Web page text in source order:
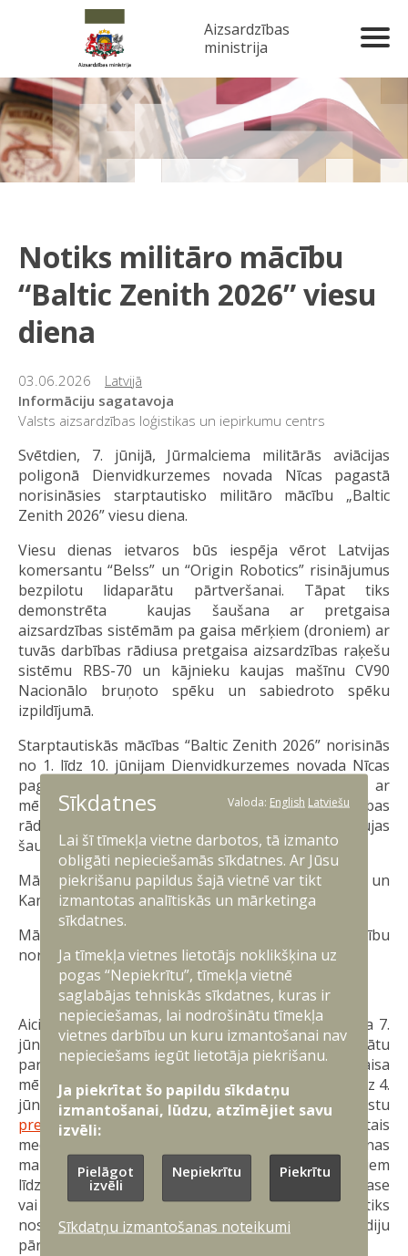
Aizsardzības
ministrija
Notiks militāro mācību
“Baltic Zenith 2026” viesu
diena
03.06.2026
Latvijā
Informāciju sagatavoja
Valsts aizsardzības loģistikas un iepirkumu centrs
Svētdien, 7. jūnijā, Jūrmalciema militārās aviācijas
poligonā Dienvidkurzemes novada Nīcas pagastā
norisināsies starptautisko militāro mācību „Baltic
Zenith 2026” viesu diena.
Viesu dienas ietvaros būs iespēja vērot Latvijas
komersantu “Belss” un “Origin Robotics” risinājumus
bezpilotu lidaparātu pārtveršanai. Tāpat tiks
demonstrēta kaujas šaušana ar pretgaisa
aizsardzības sistēmām pa gaisa mērķiem (droniem) ar
tuvās darbības rādiusa pretgaisa aizsardzības raķešu
sistēmu RBS-70 un kājnieku kaujas mašīnu CV90
Nacionālo bruņoto spēku un sabiedroto spēku
izpildījumā.
Starptautiskās mācības “Baltic Zenith 2026” norisinās
no 1. līdz 10. jūnijam Dienvidkurzemes novada Nīcas
pagastā, Jūrmalciema militārās aviācijas poligonā ar
mērķi trenēt un profesionāli sagatavot tuvās darbības
rādiusa pretgaisa aizsardzības speciālistus kaujas
šaušanā pa gaisa mērķiem.
Mācībās piedalās Latvijas, Lietuvas, Zviedrijas un
Kanādas bruņoto spēku karavīri.
Mācību laikā Jūras spēki nodrošinās drošību mācību
norises vietā Baltijas jūras teritoriālajos ūdeņos.
Plašsaziņas līdzekļu pārstāvju ievērībai!
Aicinām plašsaziņas līdzekļu pārstāvjus 2026. gada 7.
jūnijā atspoguļot bezpilota pārtvērējlidaparātu
paraugdemonstrējumus un kaujas šaušanu pa gaisa
mērķiem Jūrmalciema poligonā. Dalība jāpiesaka līdz 4.
jūnija plkst. 14.00, rakstot uz e-pastu
prese@valic.gov.lv
. Pieteikumā jānorāda pārstāvētais
medijs, vārds, uzvārds, personas kods, automašīnas
marka un reģistrācijas numurzīme. Mediju pārstāvjiem
līdzi jābūt personu apliecinošam dokumentam (pase
vai ID karte). Precīza informācija par norises vietu tiks
nosūtīta pasākumam reģistrētajiem mediju
pārstāvjiem.
Sīkdatnes Valoda: English Latviešu
Lai šī tīmekļa vietne darbotos, tā izmanto
obligāti nepieciešamās sīkdatnes. Ar Jūsu
piekrišanu papildus šajā vietnē var tikt
izmantotas analītiskās un mārketinga
sīkdatnes.
Ja tīmekļa vietnes lietotājs noklikšķina uz
pogas “Nepiekrītu”, tīmekļa vietnē
saglabājas tehniskās sīkdatnes, kuras ir
nepieciešamas, lai nodrošinātu tīmekļa
vietnes darbību un kuru izmantošanai nav
nepieciešams iegūt lietotāja piekrišanu.
Ja piekrītat šo papildu sīkdatņu
izmantošanai, lūdzu, atzīmējiet savu
izvēli:
Pielāgot
izvēli
Nepiekrītu Piekrītu
Sīkdatņu izmantošanas noteikumi